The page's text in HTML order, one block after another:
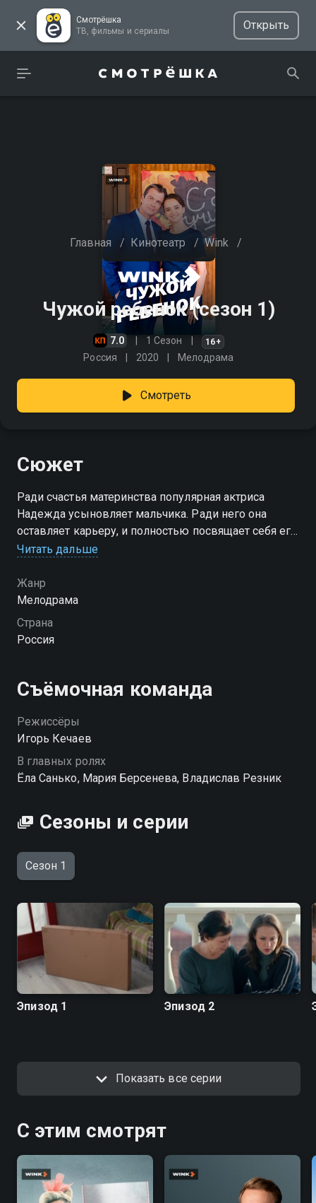
Смотрёшка
ТВ, фильмы и сериалы
Открыть
Главная / Кинотеатр / Wink /
Чужой ребенок (сезон 1)
7.0 1 Сезон 16+
Россия 2020 Мелодрама
Смотреть
Сюжет
Ради счастья материнства популярная актриса
Надежда усыновляет мальчика. Ради него она
оставляет карьеру, и полностью посвящает себя его
воспитанию. Но справиться с непростым
школы, Михаил, пытается помочь Наде. Совместное
времяпрепровождение сближает их. Несмотря на
порицание общественности они идут к своему
счастью...
вы можете совершенно бесплатно в хорошем HD
качестве на Смотрёшке
Читать дальше
Жанр
Мелодрама
Страна
Россия
Съёмочная команда
Режиссёры
Игорь Кечаев
В главных ролях
Ёла Санько, Мария Берсенева, Владислав Резник
Сезоны и серии
Сезон 1
Эпизод 1 Эпизод 2
Показать все серии
С этим смотрят